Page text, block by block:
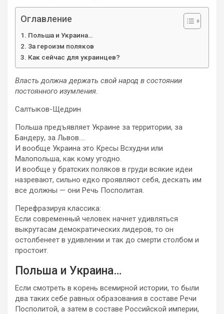
Оглавление
Польша и Украина…
За героизм поляков
Как сейчас для украинцев?
Власть должна держать свой народ в состоянии
постоянного изумления.
Салтыков-Щедрин
Польша предъявляет Украине за территории, за
Бандеру, за Львов….
И вообще Украина это Кресы Всхудни или
Малопольша, как кому угодно.
И вообще у братских поляков в груди всякие идеи
назревают, сильно едко проявляют себя, дескать им
все должны — они Речь Посполитая.
Перефразируя классика:
Если современный человек начнет удивляться
выкрутасам демократических лидеров, то он
остолбенеет в удивлении и так до смерти столбом и
простоит.
Польша и Украина…
Если смотреть в корень всемирной истории, то были
два таких себе равных образования в составе Речи
Посполитой, а затем в составе Российской империи,